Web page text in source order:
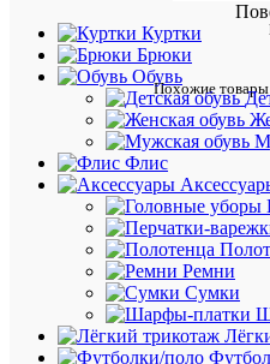
Куртки
Брюки
Обувь
Флис
Ремни
Сумки
Похожие товары